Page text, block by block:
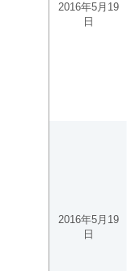
2016年5月19
日
2016年5月19
日